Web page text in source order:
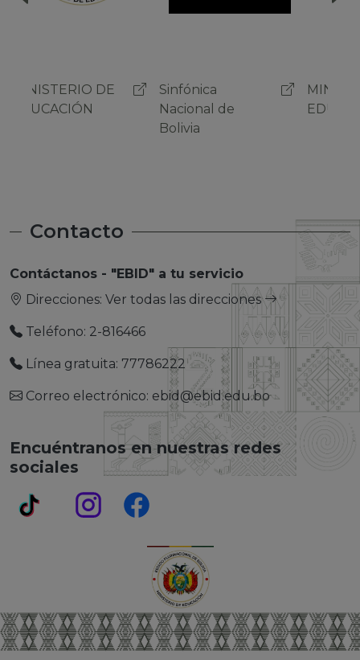
Sinfónica
Nacional de
MINISTERIO DE
EDUCACIÓN
Contacto
Contáctanos - "EBID" a tu servicio
Direcciones: Ver todas las direcciones
Teléfono: 2-816466
Línea gratuita: 77786222
Correo electrónico: ebid@ebid.edu.bo
Encuéntranos en nuestras redes
sociales